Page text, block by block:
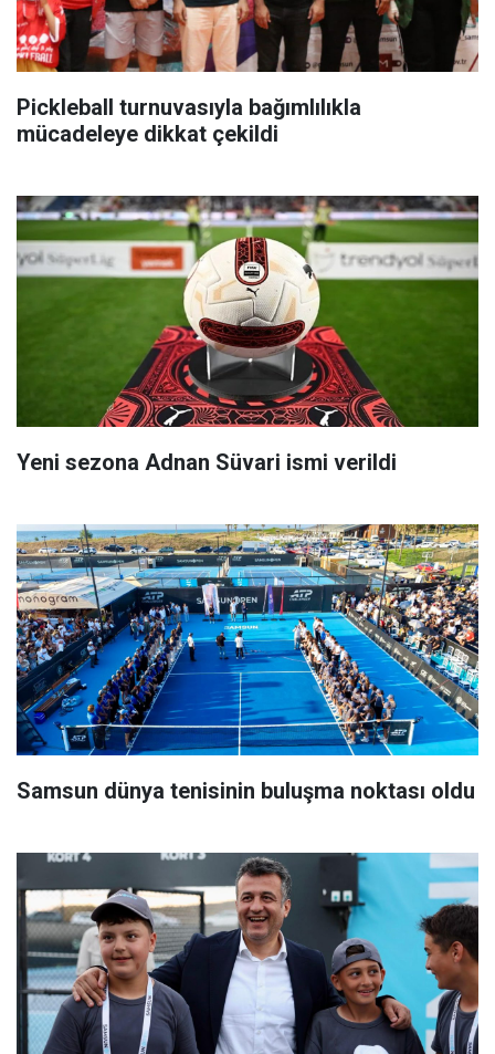
Pickleball turnuvasıyla bağımlılıkla
mücadeleye dikkat çekildi
Yeni sezona Adnan Süvari ismi verildi
Samsun dünya tenisinin buluşma noktası oldu